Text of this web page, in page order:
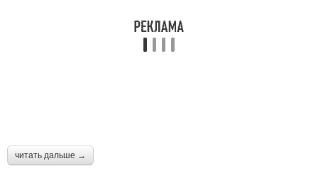
читать дальше →